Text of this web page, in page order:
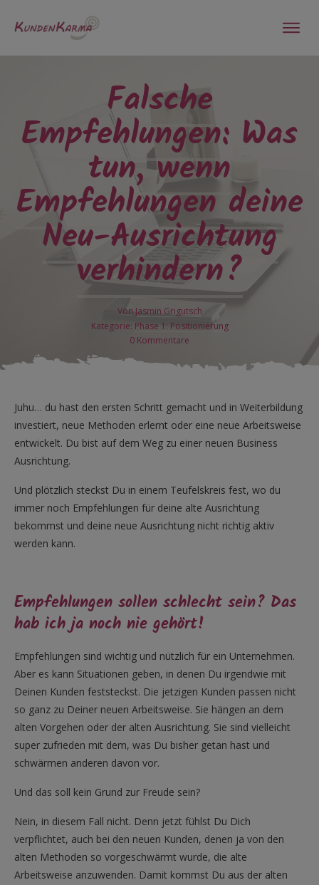
Falsche
Empfehlungen: Was
tun, wenn
Empfehlungen deine
Neu-Ausrichtung
verhindern?
Von Jasmin Grigutsch
Kategorie: Phase 1: Positionierung
0 Kommentare
Juhu… du hast den ersten Schritt gemacht und in Weiterbildung
investiert, neue Methoden erlernt oder eine neue Arbeitsweise
entwickelt. Du bist auf dem Weg zu einer neuen Business
Ausrichtung.
Und plötzlich steckst Du in einem Teufelskreis fest, wo du
immer noch Empfehlungen für deine alte Ausrichtung
bekommst und deine neue Ausrichtung nicht richtig aktiv
werden kann.
Empfehlungen sollen schlecht sein? Das
hab ich ja noch nie gehört!
Empfehlungen sind wichtig und nützlich für ein Unternehmen.
Aber es kann Situationen geben, in denen Du irgendwie mit
Deinen Kunden feststeckst. Die jetzigen Kunden passen nicht
so ganz zu Deiner neuen Arbeitsweise. Sie hängen an dem
alten Vorgehen oder der alten Ausrichtung. Sie sind vielleicht
super zufrieden mit dem, was Du bisher getan hast und
schwärmen anderen davon vor.
Und das soll kein Grund zur Freude sein?
Nein, in diesem Fall nicht. Denn jetzt fühlst Du Dich
verpflichtet, auch bei den neuen Kunden, denen ja von den
alten Methoden so vorgeschwärmt wurde, die alte
Arbeitsweise anzuwenden. Damit kommst Du aus der alten